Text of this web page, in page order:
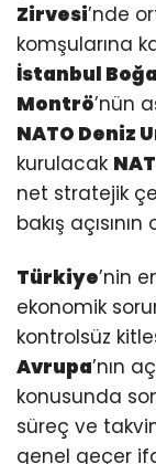
Zirvesi’nde
komşularına
İstanbul
Montrö’nün
NATO Deniz
kurulacak
net stratejik
bakış
Türkiye’nin
ekonomik
kontrolsüz
Avrupa’nın
konusunda
süreç ve
genel geçer